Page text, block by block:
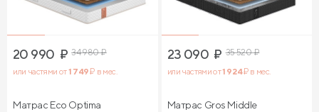
20 990 ₽ 34 980₽
или частями от1 749₽ в мес.
Матрас Eco Optima
23 090 ₽ 35 520₽
или частями от1 924₽ в мес.
Матрас Gros Middle